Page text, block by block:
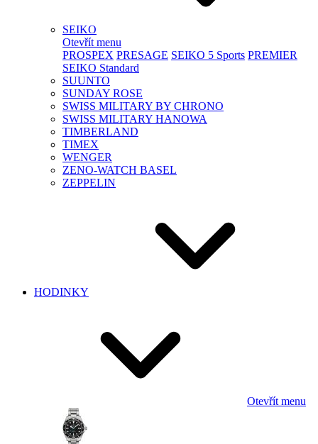
SEIKO
Otevřít menu
PROSPEX PRESAGE SEIKO 5 Sports PREMIER
SEIKO Standard
SUUNTO
SUNDAY ROSE
SWISS MILITARY BY CHRONO
SWISS MILITARY HANOWA
TIMBERLAND
TIMEX
WENGER
ZENO-WATCH BASEL
ZEPPELIN
HODINKY
Otevřít menu